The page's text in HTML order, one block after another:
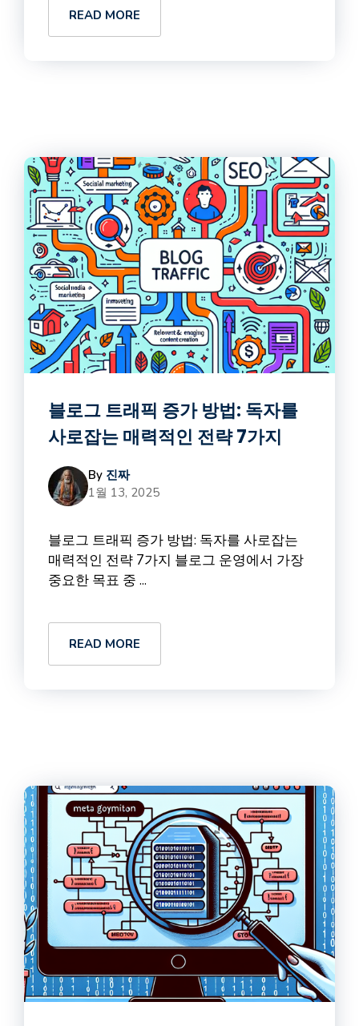
READ MORE
블로그 트래픽 증가 방법: 독자를
사로잡는 매력적인 전략 7가지
By 진짜
1월 13, 2025
블로그 트래픽 증가 방법: 독자를 사로잡는
매력적인 전략 7가지 블로그 운영에서 가장
중요한 목표 중 ...
READ MORE